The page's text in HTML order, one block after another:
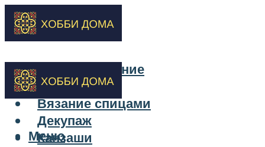
Бисероплетение
Вышивка
Вязание спицами
Декупаж
Канзаши
Меню